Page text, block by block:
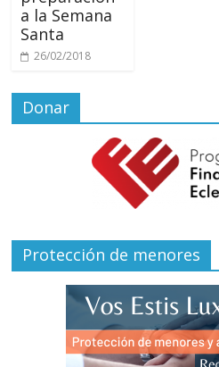
a la Semana
Santa
26/02/2018
Donar
Protección de menores